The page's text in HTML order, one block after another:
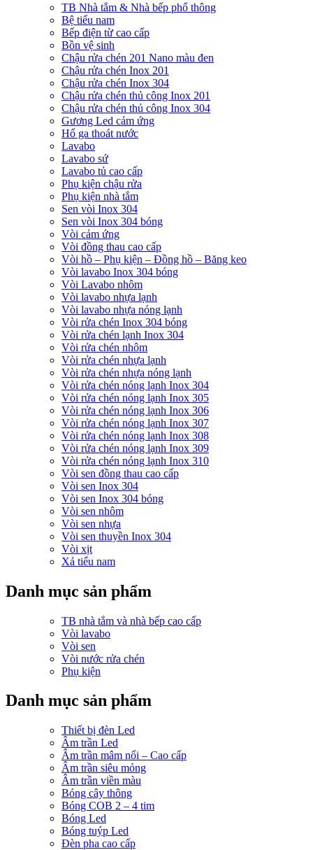
TB Nhà tắm & Nhà bếp phổ thông
Bệ tiểu nam
Bếp điện từ cao cấp
Bồn vệ sinh
Chậu rửa chén 201 Nano màu đen
Chậu rửa chén Inox 201
Chậu rửa chén Inox 304
Chậu rửa chén thủ công Inox 201
Chậu rửa chén thủ công Inox 304
Gương Led cảm ứng
Hố ga thoát nước
Lavabo
Lavabo sứ
Lavabo tủ cao cấp
Phụ kiện chậu rửa
Phụ kiện nhà tắm
Sen vòi Inox 304
Sen vòi Inox 304 bóng
Vòi cảm ứng
Vòi đồng thau cao cấp
Vòi hồ – Phụ kiện – Đồng hồ – Băng keo
Vòi lavabo Inox 304 bóng
Vòi Lavabo nhôm
Vòi lavabo nhựa lạnh
Vòi lavabo nhựa nóng lạnh
Vòi rửa chén Inox 304 bóng
Vòi rửa chén lạnh Inox 304
Vòi rửa chén nhôm
Vòi rửa chén nhựa lạnh
Vòi rửa chén nhựa nóng lạnh
Vòi rửa chén nóng lạnh Inox 304
Vòi rửa chén nóng lạnh Inox 305
Vòi rửa chén nóng lạnh Inox 306
Vòi rửa chén nóng lạnh Inox 307
Vòi rửa chén nóng lạnh Inox 308
Vòi rửa chén nóng lạnh Inox 309
Vòi rửa chén nóng lạnh Inox 310
Vòi sen đồng thau cao cấp
Vòi sen Inox 304
Vòi sen Inox 304 bóng
Vòi sen nhôm
Vòi sen nhựa
Vòi sen thuyền Inox 304
Vòi xịt
Xả tiểu nam
Danh mục sản phẩm
TB nhà tắm và nhà bếp cao cấp
Vòi lavabo
Vòi sen
Vòi nước rửa chén
Phụ kiện
Danh mục sản phẩm
Thiết bị đèn Led
Âm trần Led
Âm trần mâm nổi – Cao cấp
Âm trần siêu mỏng
Âm trần viền màu
Bóng cây thông
Bóng COB 2 – 4 tim
Bóng Led
Bóng tuýp Led
Đèn pha cao cấp